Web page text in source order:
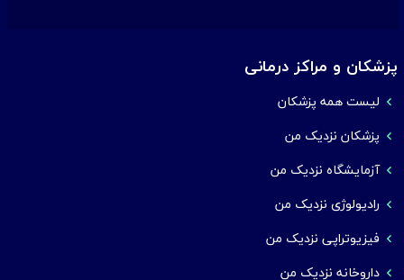
پزشکان و مراکز درمانی
لیست همه پزشکان
پزشکان نزدیک من
آزمایشگاه نزدیک من
رادیولوژی نزدیک من
فیزیوتراپی نزدیک من
داروخانه نزدیک من